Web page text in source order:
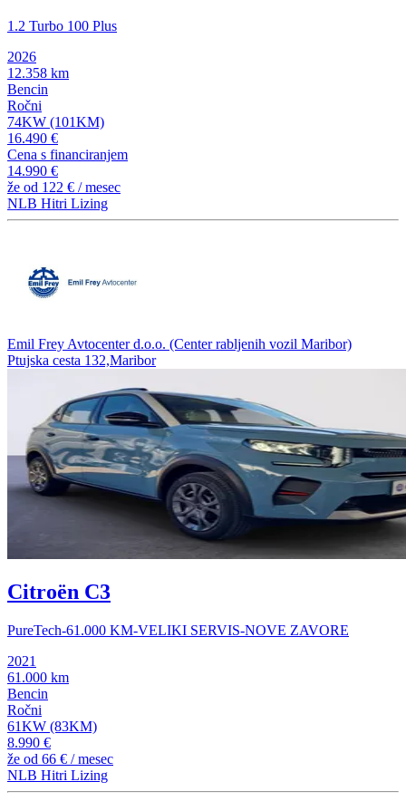
1.2 Turbo 100 Plus
2026
12.358 km
Bencin
Ročni
74KW (101KM)
16.490 €
Cena s financiranjem
14.990 €
že od 122 € / mesec
NLB Hitri Lizing
Emil Frey Avtocenter d.o.o. (Center rabljenih vozil Maribor)
Ptujska cesta 132,Maribor
Citroën C3
PureTech-61.000 KM-VELIKI SERVIS-NOVE ZAVORE
2021
61.000 km
Bencin
Ročni
61KW (83KM)
8.990 €
že od 66 € / mesec
NLB Hitri Lizing